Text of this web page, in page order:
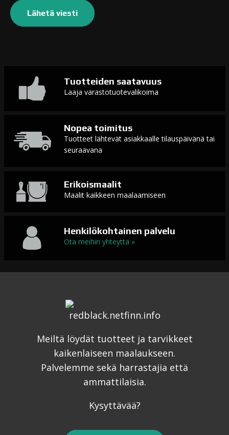
Tuotteiden saatavuus
Laaja varastotuotevalikoima
Nopea toimitus
Tuotteet lähtevät asiakkaalle tilauspäivänä tai
seuraavana
Erikoismaalit
Maalit kaikkeen maalaamiseen
Henkilökohtainen palvelu
Ota meihin yhteyttä »
Meiltä löydät tuotteet ja tarvikkeet
kaikenlaiseen maalaukseen.
Palvelemme sekä harrastajia että
ammattilaisia.
Kysyttävää?